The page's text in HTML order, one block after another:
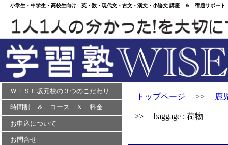
小学生・中学生・高校生向け 英・数・現代文・古文・漢文・小論文 講座 ＆ 宿題サポー
ＷＩＳＥ坂元校の３つのこだわり
時間割 ＆ コース ＆ 料金
お申込について
お問合せ
トップページ >> 鹿
>> baggage : 荷物